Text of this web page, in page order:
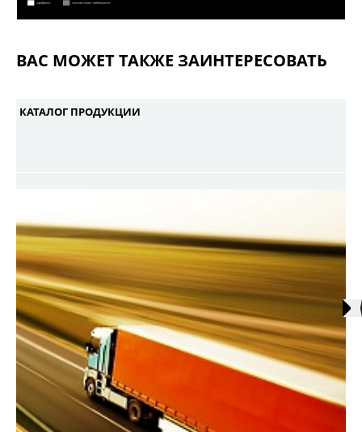
ВАС МОЖЕТ ТАКЖЕ ЗАИНТЕРЕСОВАТЬ
КАТАЛОГ ПРОДУКЦИИ